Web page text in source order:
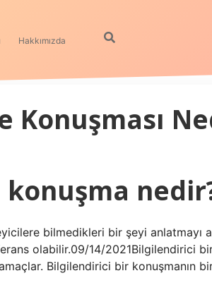
Hakkımızda
Konuşması
bilmedikleri bir şeyi anlatmayı
olabilir.09/14/2021Bilgilendirici
Bilgilendirici bir konuşmanın